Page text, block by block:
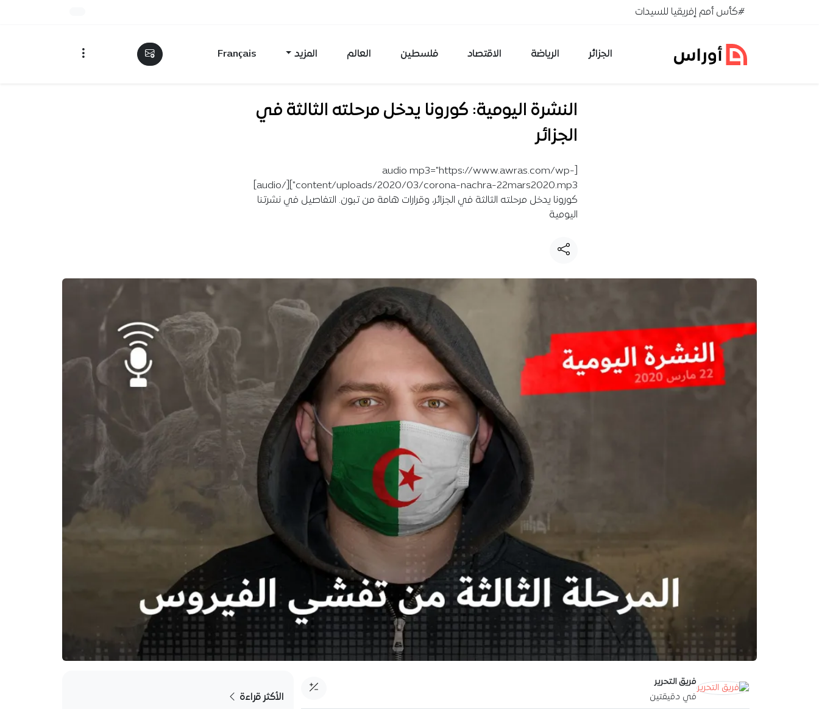
تخطي إلى المحتوى#كأس أمم إفريقيا للسيدات
الجزائر الرياضة الاقتصاد فلسطين العالم المزيد Français
النشرة اليومية: كورونا يدخل مرحلته الثالثة في
الجزائر
[audio mp3="https://www.awras.com/wp-
content/uploads/2020/03/corona-nachra-22mars2020.mp3"][/audio]
كورونا يدخل مرحلته الثالثة في الجزائر، وقرارات هامة من تبون. التفاصيل في نشرتنا
اليومية
فريق التحرير
في دقيقتين
الأكثر قراءة